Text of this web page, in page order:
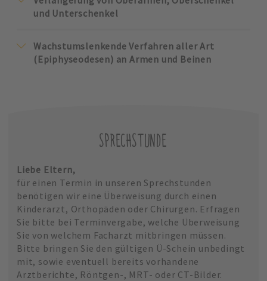
und Unterschenkel
Wachstumslenkende Verfahren aller Art
(Epiphyseodesen) an Armen und Beinen
SPRECHSTUNDE
Liebe Eltern,
für einen Termin in unseren Sprechstunden
benötigen wir eine Überweisung durch einen
Kinderarzt, Orthopäden oder Chirurgen. Erfragen
Sie bitte bei Terminvergabe, welche Überweisung
Sie von welchem Facharzt mitbringen müssen.
Bitte bringen Sie den gültigen Ü-Schein unbedingt
mit, sowie eventuell bereits vorhandene
Arztberichte, Röntgen-, MRT- oder CT-Bilder.